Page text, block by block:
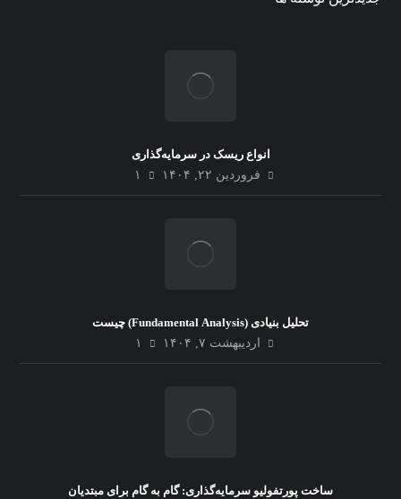
انواع ریسک در سرمایه‌گذاری
فروردین ۲۲, ۱۴۰۴
۱
تحلیل بنیادی (Fundamental Analysis) چیست
اردیبهشت ۷, ۱۴۰۴
۱
ساخت پورتفولیو سرمایه‌گذاری: گام به گام برای مبتدیان